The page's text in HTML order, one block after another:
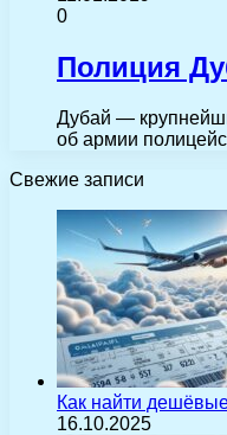
0
Полиция
Дубай —
об армии
Свежие записи
Как найти
16.10.2025